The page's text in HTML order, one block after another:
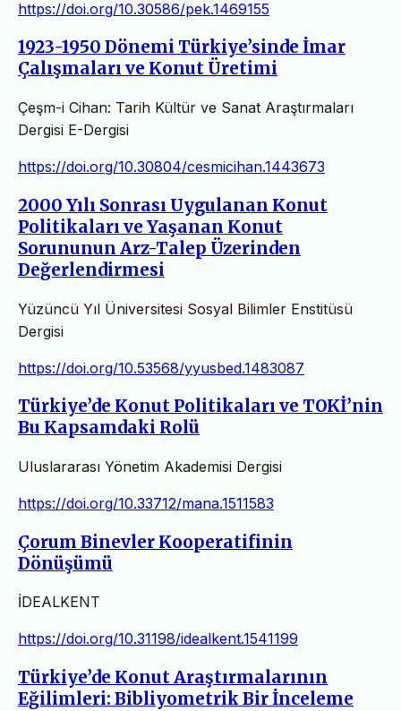
https://doi.org/10.30586/pek.1469155
1923-1950 Dönemi Türkiye’sinde İmar
Çalışmaları ve Konut Üretimi
Çeşm-i Cihan: Tarih Kültür ve Sanat Araştırmaları
Dergisi E-Dergisi
https://doi.org/10.30804/cesmicihan.1443673
2000 Yılı Sonrası Uygulanan Konut
Politikaları ve Yaşanan Konut
Sorununun Arz-Talep Üzerinden
Değerlendirmesi
Yüzüncü Yıl Üniversitesi Sosyal Bilimler Enstitüsü
Dergisi
https://doi.org/10.53568/yyusbed.1483087
Türkiye’de Konut Politikaları ve TOKİ’nin
Bu Kapsamdaki Rolü
Uluslararası Yönetim Akademisi Dergisi
https://doi.org/10.33712/mana.1511583
Çorum Binevler Kooperatifinin
Dönüşümü
İDEALKENT
https://doi.org/10.31198/idealkent.1541199
Türkiye’de Konut Araştırmalarının
Eğilimleri: Bibliyometrik Bir İnceleme